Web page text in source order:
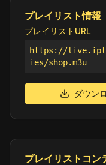
プレイリスト情報
プレイリストURL
https://
ies/shop.m3u
ダウン
プレイリストコン